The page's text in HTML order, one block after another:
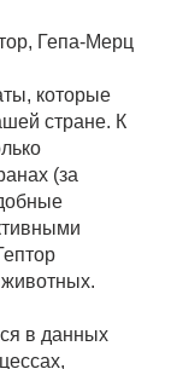
Гепа-Мерц
которые
стране. К
(за
в данных